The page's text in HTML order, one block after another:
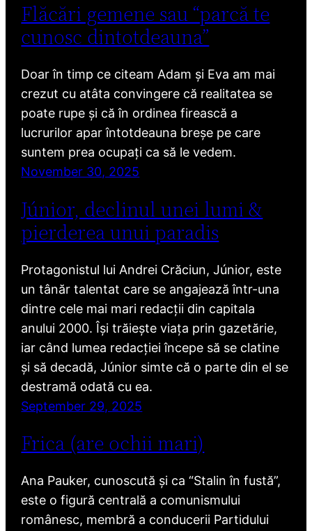
Flăcări gemene sau “parcă te
cunosc dintotdeauna”
Doar în timp ce citeam Adam și Eva am mai
crezut cu atâta convingere că realitatea se
poate rupe și că în ordinea firească a
lucrurilor apar întotdeauna breșe pe care
suntem prea ocupați ca să le vedem.
November 30, 2025
Júnior, declinul unei lumi &
pierderea unui paradis
Protagonistul lui Andrei Crăciun, Júnior, este
un tânăr talentat care se angajează într-una
dintre cele mai mari redacții din capitala
anului 2000. Își trăiește viața prin gazetărie,
iar când lumea redacției începe să se clatine
și să decadă, Júnior simte că o parte din el se
destramă odată cu ea.
September 29, 2025
Frica (are ochii mari)
Ana Pauker, cunoscută și ca “Stalin în fustă”,
este o figură centrală a comunismului
românesc, membră a conducerii Partidului